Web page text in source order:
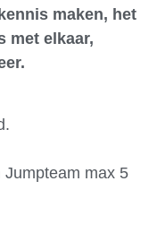
maken, het
met elkaar,
max 5